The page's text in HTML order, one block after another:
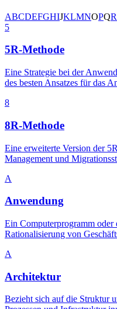
ABCDEFGHIJKLMNOPQR
5
5R-Methode
Eine Strategie bei der
des besten Ansatzes für das
8
8R-Methode
Eine erweiterte Version der
Management und
A
Anwendung
Ein Computerprogramm oder
Rationalisierung von
A
Architektur
Bezieht sich auf die Struktur